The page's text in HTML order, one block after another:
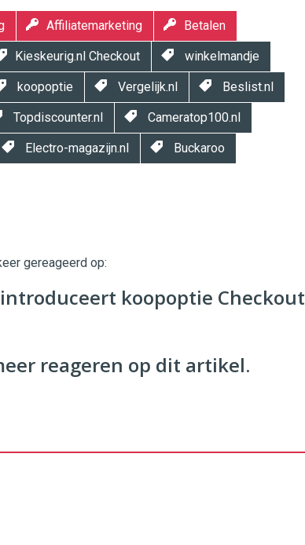
Affiliatemarketing Betalen
Kieskeurig.nl Checkout winkelmandje
koopoptie Vergelijk.nl Beslist.nl
Topdiscounter.nl Cameratop100.nl
Electro-magazijn.nl Buckaroo
gereageerd op:
koopoptie Checkout
reageren op dit artikel.